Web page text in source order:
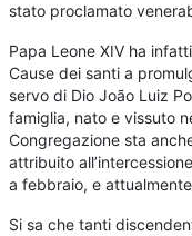
stato proclamato
Papa Leone XIV ha
Cause dei santi a
servo di Dio João Luiz
famiglia, nato e vissuto
Congregazione sta
attribuito
a febbraio, e
Si sa che tanti